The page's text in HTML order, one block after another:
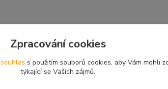
Zpracování cookies
souhlas s použitím souborů cookies, aby Vám mohli
týkající se Vašich zájmů.